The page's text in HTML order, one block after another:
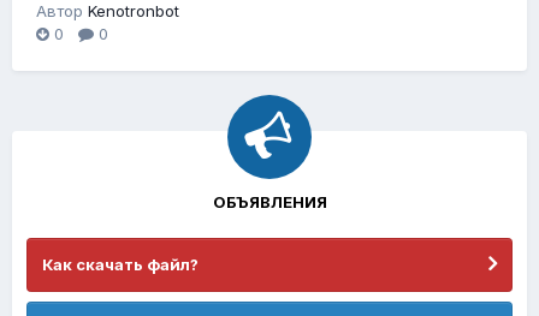
Автор Kenotronbot
0
0
ОБЪЯВЛЕНИЯ
Как скачать файл?